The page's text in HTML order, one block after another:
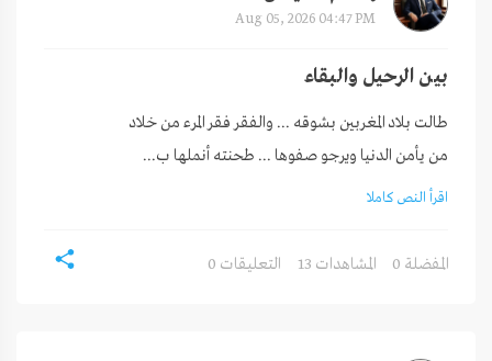
Aug 05, 2026 04:47 PM
بين الرحيل والبقاء
​من يأمن الدنيا ويرجو صفوها ... طحنته أنملها ب...
اقرأ النص كاملا
0 المفضلة 13 المشاهدات 0 التعليقات